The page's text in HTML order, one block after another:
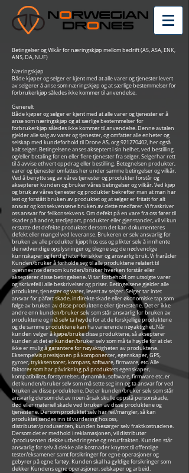
Betingelser og Vilkår for næringskjøp mellom bedrift (AS, ASA, ENK,
ANS, DA, NUF)
Næringskjøp
Både kjøper og selger er kjent med at alle varer og tjenester levert
av selgerer å anse som næringskjøp og at særlige bestemmelser for
forbrukerkjøp således ikke kommer til anvendelse.
Generelt
Både kjøper og selger er kjent med at alle varer og tjenester er å
anse som næringskjøp og at særlige bestemmelser for
forbrukerkjøp således ikke kommer til anvendelse. Denne avtalen
gjelder alle salg av varer og tjenester, og omfatter alle enheter og
selskap med kundeforhold til Drone AS, org.921270402, her også
kalt selger. Betingelsene anses akseptert i sin helhet, ved bestilling
og/eller betaling for en eller flere tjenester fra selger. Selgerhar rett
til å avvise ethvert oppdrag eller bestilling. Betegnelsen produkter,
varer og tjenester omfattes her under samme betingelser og vilkår.
Ved å benytte seg av våres tjenester og produkter forstår og
aksepterer kunden og bruker våres betingelser og vilkår. Ved kjøp
og bruk av våres tjenester og produkter bekrefter man at man har
lest og forstått bruken av produktet og at selger er fritatt for alt
ansvar og konsekvensene bruken av dette medfører. Vi fraskriver
oss ansvar for feilkonsekvens. Om defekt på en vare fra oss fører til
skader på andre, tredjepart, produkter eller gjenstander, vil vi kun
erstatte det defekte produktet dersom det kan dokumenteres
defekt eller mangel ved leveranse. Brukeren er selv ansvarlig for
bruken av alle produkter kjøpt hos oss og plikter selv å innhente
de nødvendige opplysninger og tilegne seg de nødvendige
kunnskaper og ferdigheter for sikker og ansvarlig bruk. Vi fraråder
Kunden/bruker å forholde seg til alle produktene relatert til
ovennevnte dersom kunden/bruker hverken forstår eller
aksepterer disse betingelsene. Vi tar forbehold om utsolgte varer
og skrivefeil i alle beskrivelser og priser. Betingelsene gjelder alle
produkter, tjenester og varer, levert av selger. Selger tar intet
ansvar for påført skade, indirekte skade eller økonomiske tap som
følge av bruken av disse produktene eller tjenestene. Det er ikke
andre enn kunden/bruker selv som står ansvarlig for bruken av
produktene og må selv ta høyde for at de forskjellige produktene
og de samme produktene kan ha varierende nøyaktighet. Når
kunden velger å kjøpe/bruke disse produktene, så aksepterer
kunden at det er kunden/bruker selv som må ta høyde for at det
ikke er mulig å garantere for nøyaktigheten av produktene.
Eksempelvis presisjonen på komponenter, egenskaper, GPS,
gyroer, trykksensorer, kompass, software, firmware, etc. Alle
faktorer som har påvirkning på produktets egenskaper,
kompatibilitet, forstyrrelser, dynamikk, software, firmware etc. er
det kunden/bruker selv som må sette seg inn og ta ansvar for ved
bruken av disse produktene. Det er kunden/bruker selv som står
ansvarlig dersom det av noen årsak skulle oppstå personskade,
død eller materiell skade ved bruken av disse produktene og
tjenestene. Dersom produktet selv har feil/mangler, så kan
produktet sendes inn til vurdering hos oss,
distributør/produsenten, kunden besørger selv fraktkostnadene.
Dersom det er medhold i reklamasjonen, vil distributør
/produsenten dekke utbedringene og returfrakten. Kunden står
ansvarlig for selv å dekke alle kostnader knyttet til offentlige
tester/eksamener samt forsikringer for egne operasjoner og
gebyrer på egne fartøy. Kunden skal ha gyldige forsikringer som
dekker Kundens egne operasjoner, selskaper og arbeid.